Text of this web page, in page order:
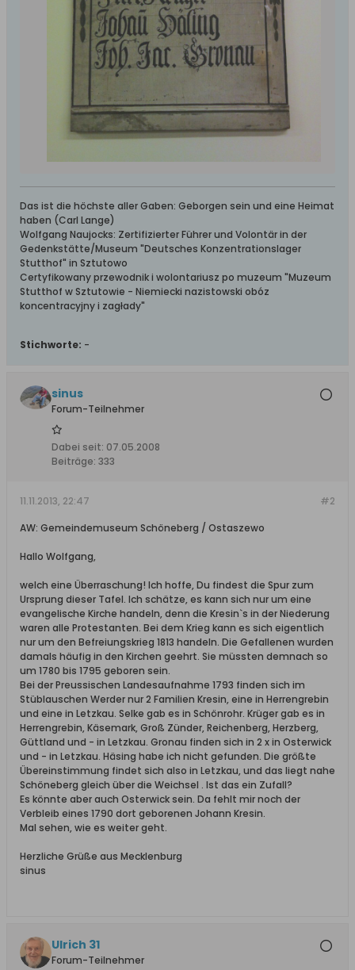
Das ist die höchste aller Gaben: Geborgen sein und eine Heimat
haben (Carl Lange)
Wolfgang Naujocks: Zertifizierter Führer und Volontär in der
Gedenkstätte/Museum "Deutsches Konzentrationslager
Stutthof" in Sztutowo
Certyfikowany przewodnik i wolontariusz po muzeum "Muzeum
Stutthof w Sztutowie - Niemiecki nazistowski obóz
koncentracyjny i zagłady"
Stichworte: -
sinus
Forum-Teilnehmer
Dabei seit: 07.05.2008
Beiträge: 333
#2
11.11.2013, 22:47
AW: Gemeindemuseum Schöneberg / Ostaszewo
Hallo Wolfgang,
welch eine Überraschung! Ich hoffe, Du findest die Spur zum
Ursprung dieser Tafel. Ich schätze, es kann sich nur um eine
evangelische Kirche handeln, denn die Kresin`s in der Niederung
waren alle Protestanten. Bei dem Krieg kann es sich eigentlich
nur um den Befreiungskrieg 1813 handeln. Die Gefallenen wurden
damals häufig in den Kirchen geehrt. Sie müssten demnach so
um 1780 bis 1795 geboren sein.
Bei der Preussischen Landesaufnahme 1793 finden sich im
Stüblauschen Werder nur 2 Familien Kresin, eine in Herrengrebin
und eine in Letzkau. Selke gab es in Schönrohr. Krüger gab es in
Herrengrebin, Käsemark, Groß Zünder, Reichenberg, Herzberg,
Güttland und - in Letzkau. Gronau finden sich in 2 x in Osterwick
und - in Letzkau. Häsing habe ich nicht gefunden. Die größte
Übereinstimmung findet sich also in Letzkau, und das liegt nahe
Schöneberg gleich über die Weichsel . Ist das ein Zufall?
Es könnte aber auch Osterwick sein. Da fehlt mir noch der
Verbleib eines 1790 dort geborenen Johann Kresin.
Mal sehen, wie es weiter geht.
Herzliche Grüße aus Mecklenburg
sinus
Ulrich 31
Forum-Teilnehmer